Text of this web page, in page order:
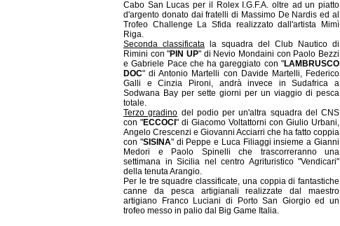
Cabo San Lucas per il Rolex I.G.F.A. oltre ad un piatto
d'argento donato dai fratelli di Massimo De Nardis ed al
Trofeo Challenge La Sfida realizzato dall'artista Mimì
Riga.
Seconda classificata la squadra del Club Nautico di
Rimini con "PIN UP" di Nevio Mondaini con Paolo Bezzi
e Gabriele Pace che ha gareggiato con "LAMBRUSCO
DOC" di Antonio Martelli con Davide Martelli, Federico
Galli e Cinzia Pironi, andrà invece in Sudafrica a
Sodwana Bay per sette giorni per un viaggio di pesca
totale.
Terzo gradino del podio per un'altra squadra del CNS
con "ECCOCI " di Giacomo Voltattorni con Giulio Urbani,
Angelo Crescenzi e Giovanni Acciarri che ha fatto coppia
con "SISINA" di Peppe e Luca Filiaggi insieme a Gianni
Medori e Paolo Spinelli che trascorreranno una
settimana in Sicilia nel centro Agrituristico "Vendicari"
della tenuta Arangio.
Per le tre squadre classificate, una coppia di fantastiche
canne da pesca artigianali realizzate dal maestro
artigiano Franco Luciani di Porto San Giorgio ed un
trofeo messo in palio dal Big Game Italia.